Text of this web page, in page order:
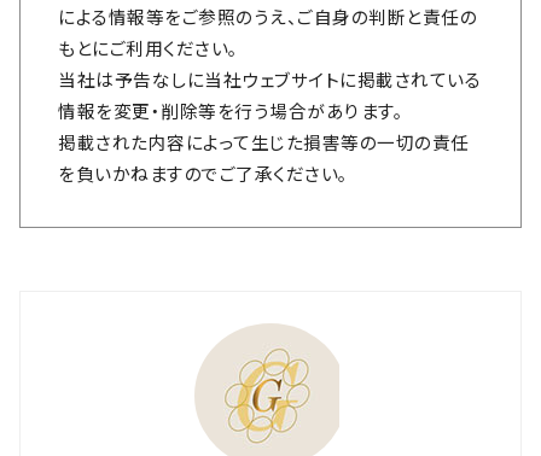
による情報等をご参照のうえ、ご自身の判断と責任の
もとにご利用ください。
当社は予告なしに当社ウェブサイトに掲載されている
情報を変更・削除等を行う場合があります。
掲載された内容によって生じた損害等の一切の責任
を負いかねますのでご了承ください。